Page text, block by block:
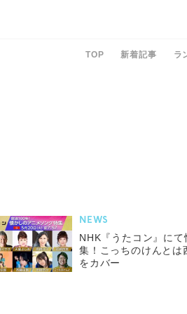
TOP 新着記事 ラ
NEWS
NHK『うたコン』に
集！こっちのけんとは
をカバー